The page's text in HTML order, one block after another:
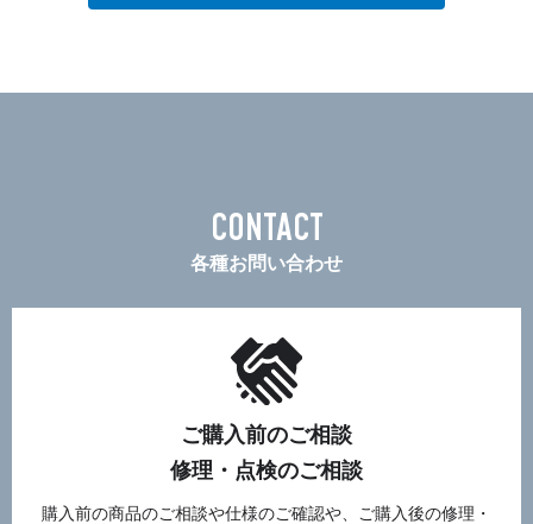
CONTACT
各種お問い合わせ
ご購入前のご相談
修理・点検のご相談
購入前の商品のご相談や仕様のご確認や、ご購入後の修理・